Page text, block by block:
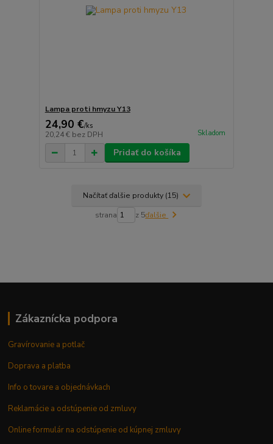
Lampa proti hmyzu Y13
24,90 €/ks
20,24 € bez DPH Skladom
Pridať do košíka
Načítať ďalšie produkty (15)
strana z 5ďalšie
Zákaznícka podpora
Gravírovanie a potlač
Doprava a platba
Info o tovare a objednávkach
Reklamácie a odstúpenie od zmluvy
Online formulár na odstúpenie od kúpnej zmluvy